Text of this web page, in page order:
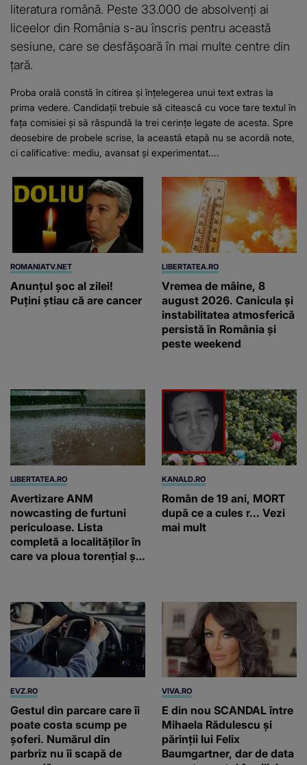
literatura română. Peste 33.000 de absolvenți ai
liceelor din România s-au înscris pentru această
sesiune, care se desfășoară în mai multe centre din
țară.
Proba orală constă în citirea și înțelegerea unui text extras la
prima vedere. Candidații trebuie să citească cu voce tare textul în
fața comisiei și să răspundă la trei cerințe legate de acesta. Spre
deosebire de probele scrise, la această etapă nu se acordă note,
ci calificative: mediu, avansat și experimentat....
ROMANIATV.NET
Anunţul şoc al zilei!
Puţini ştiau că are cancer
LIBERTATEA.RO
Vremea de mâine, 8
august 2026. Canicula și
instabilitatea atmosferică
persistă în România și
peste weekend
LIBERTATEA.RO
Avertizare ANM
nowcasting de furtuni
periculoase. Lista
completă a localităților în
care va ploua torențial și
KANALD.RO
Român de 19 ani, MORT
după ce a cules r... Vezi
mai mult
EVZ.RO
Gestul din parcare care îi
poate costa scump pe
șoferi. Numărul din
parbriz nu îi scapă de
VIVA.RO
E din nou SCANDAL între
Mihaela Rădulescu și
părinții lui Felix
Baumgartner, dar de data